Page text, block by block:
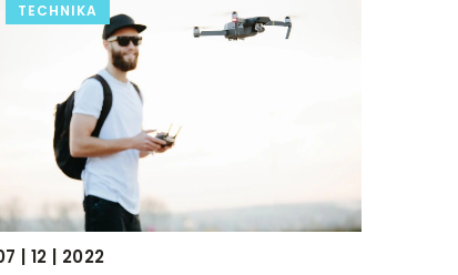
TECHNIKA
| 12 | 2022